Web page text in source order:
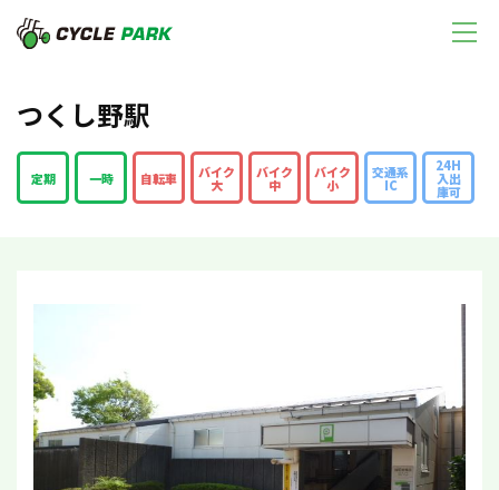
つくし野駅
定期 一時 自転車 バイク
大
バイク
中
バイク
小
交通系
IC
24H
入出
庫可